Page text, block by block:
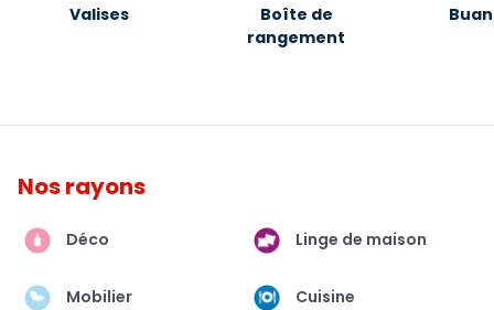
Valises
Boîte de
rangement
Nos rayons
Déco Linge de maison
Mobilier Cuisine